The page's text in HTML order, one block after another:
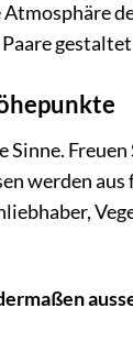
Sinne.
werden